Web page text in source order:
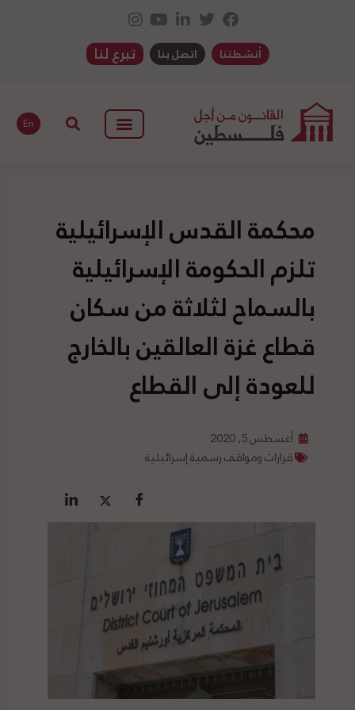
أنشطتنا اتصل بنا تبرع لنا
En
محكمة القدس الإسرائيلية
تلزم الحكومة الإسرائيلية
بالسماح لثلاثة من سكان
قطاع غزة العالقين بالخارج
للعودة إلى القطاع
أغسطس 5, 2020
قرارات ومواقف رسمية إسرائيلية